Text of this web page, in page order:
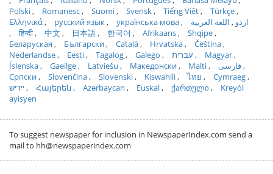
Polski
Romanesc Suomi Svensk Tiếng Việt
Türkçe
Ελληνικά
русский язык українська мова اردو
اللغة العربية
हिन्दी
中文 日本語 한국어 Afrikaans
Shqipe
Беларуская
Български Català Hrvatska
Čeština
Nederlandse
Eesti Tagalog Galego עברית
Magyar
Íslenska
Gaeilge Latviešu Македонски Malti
فارسی
Српски
Slovenčina Slovenski Kiswahili ไทย
Cymraeg
ייִדיש
Հայերեն Azərbaycan Euskal ქართული
Kreyòl
ayisyen
To suggest newspaper for inclusion in NewspaperIndex.com send a
mail to hh@newspaperindex.com